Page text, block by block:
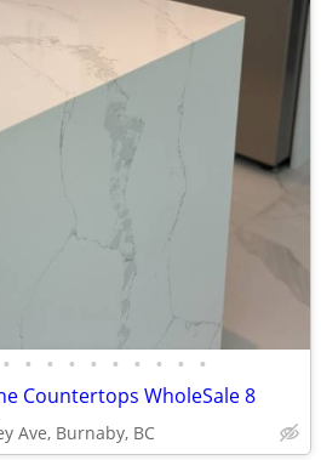
• • • • • • • • • •
Countertops WholeSale 8
Ave, Burnaby, BC